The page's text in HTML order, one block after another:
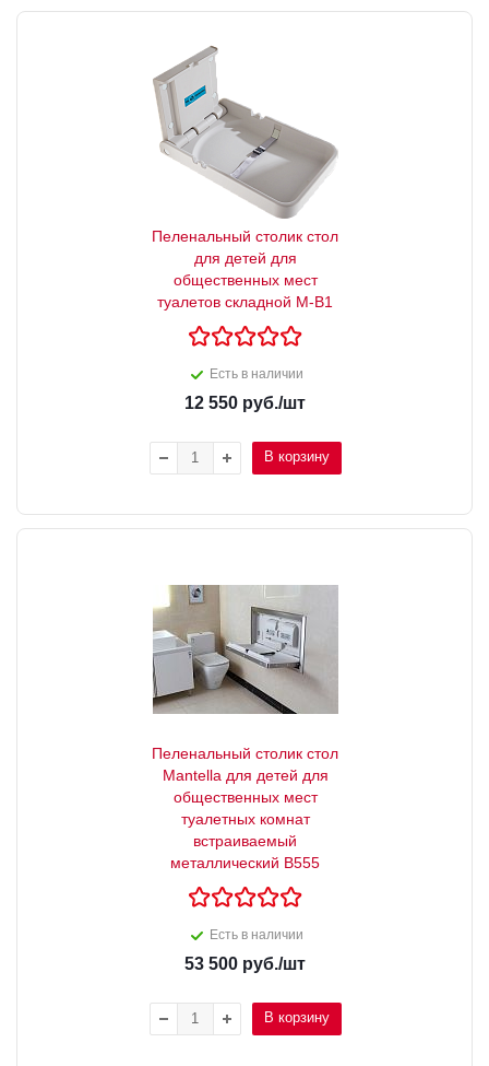
Пеленальный столик стол
для детей для
общественных мест
туалетов складной М-В1
Есть в наличии
12 550 руб./шт
В корзину
Пеленальный столик стол
Mantella для детей для
общественных мест
туалетных комнат
встраиваемый
металлический B555
Есть в наличии
53 500 руб./шт
В корзину